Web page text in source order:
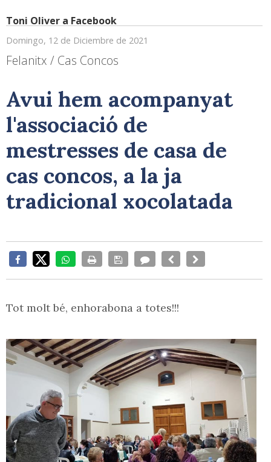
Toni Oliver a Facebook
Domingo, 12 de Diciembre de 2021
Felanitx / Cas Concos
Avui hem acompanyat
l'associació de
mestresses de casa de
cas concos, a la ja
tradicional xocolatada
Tot molt bé, enhorabona a totes!!!